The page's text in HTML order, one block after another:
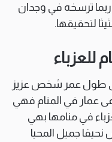
ترسخه في وجدان
لتحقيقها.
للعزباء
طول عمر شخص عزيز
عمار في المنام فهي
في منامها بهي
جميل المحيا